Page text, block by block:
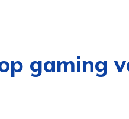
gaming